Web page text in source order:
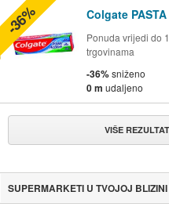
Colgate
Ponuda vrijedi do
trgovinama
-36%sniženo
0 m udaljeno
-36%
VIŠE
SUPERMARKETI U TVOJOJ BLIZINI